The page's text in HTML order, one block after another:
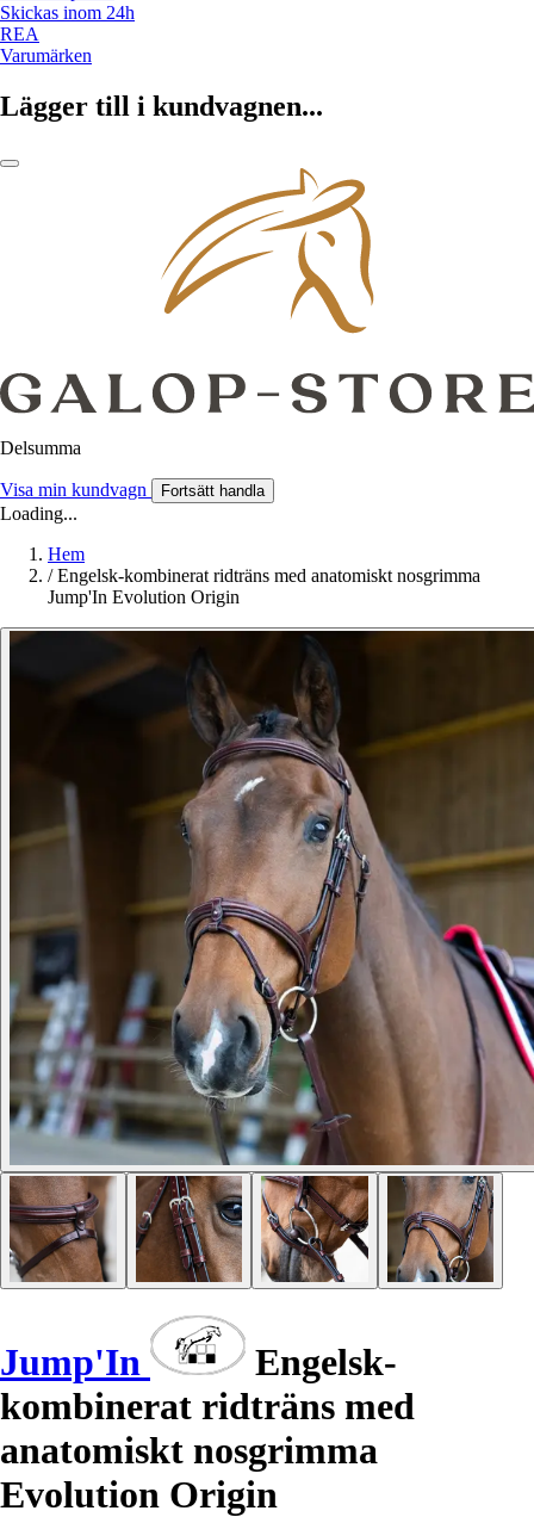
Skickas inom 24h
REA
Varumärken
Lägger till i kundvagnen...
Delsumma
Visa min kundvagn Fortsätt handla
Loading...
Hem
/ Engelsk-kombinerat ridträns med anatomiskt nosgrimma
Jump'In Evolution Origin
Jump'In
Engelsk-
kombinerat ridträns med
anatomiskt nosgrimma
Evolution Origin